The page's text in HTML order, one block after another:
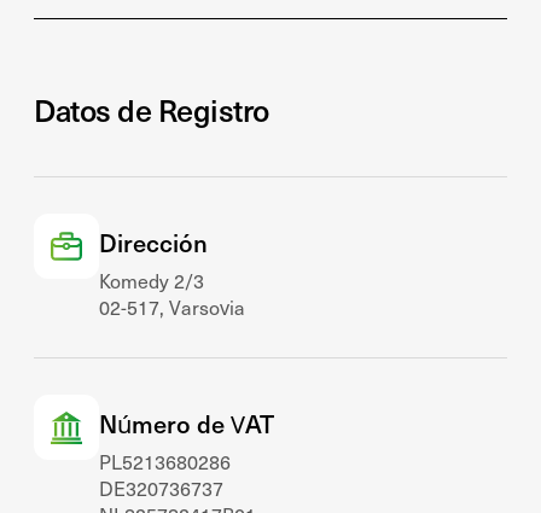
Datos de Registro
Dirección
Komedy 2/3
02-517, Varsovia
Número de VAT
PL5213680286
DE320736737